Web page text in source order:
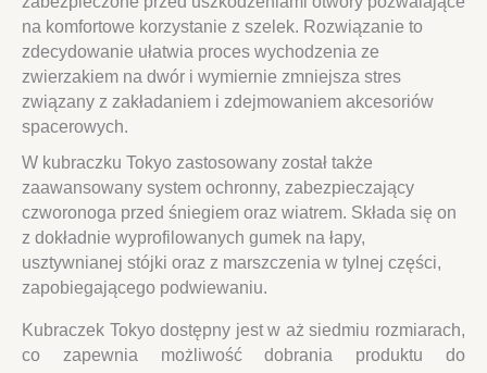
na komfortowe korzystanie z szelek. Rozwiązanie to
zdecydowanie ułatwia proces wychodzenia ze
zwierzakiem na dwór i wymiernie zmniejsza stres
związany z zakładaniem i zdejmowaniem akcesoriów
spacerowych.
W kubraczku Tokyo zastosowany został także
zaawansowany system ochronny, zabezpieczający
czworonoga przed śniegiem oraz wiatrem. Składa się on
z dokładnie wyprofilowanych gumek na łapy,
usztywnianej stójki oraz z marszczenia w tylnej części,
zapobiegającego podwiewaniu.
Kubraczek Tokyo dostępny jest w aż siedmiu rozmiarach,
co zapewnia możliwość dobrania produktu do